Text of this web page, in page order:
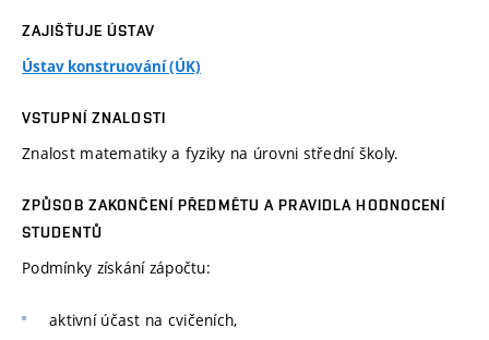
ZAJIŠŤUJE ÚSTAV
Ústav konstruování (ÚK)
VSTUPNÍ ZNALOSTI
Znalost matematiky a fyziky na úrovni střední školy.
ZPŮSOB ZAKONČENÍ PŘEDMĚTU A PRAVIDLA HODNOCENÍ
STUDENTŮ
Podmínky získání zápočtu:
aktivní účast na cvičeních,